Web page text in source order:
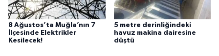
8 Ağustos’ta Muğla’nın 7
İlçesinde Elektrikler
Kesilecek!
5 metre derinliğindeki
havuz makina dairesine
düştü